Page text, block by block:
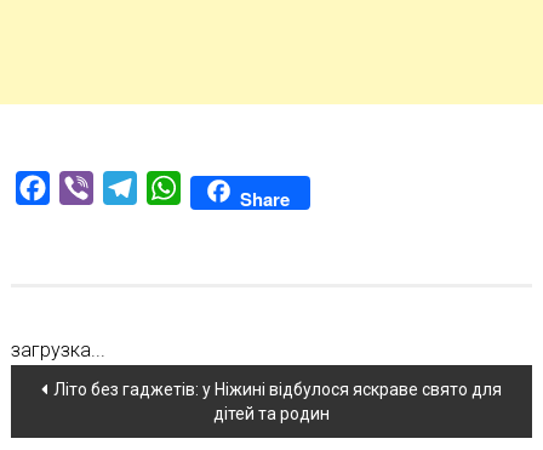
Facebook
Viber TelegramWhatsAppShare
загрузка...
Навігація
по
Літо без гаджетів: у Ніжині відбулося яскраве свято для
дітей та родин